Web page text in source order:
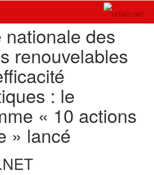
Électrification au Burkina
nationale des
renouvelables
: le
« 10 actions
» lancé